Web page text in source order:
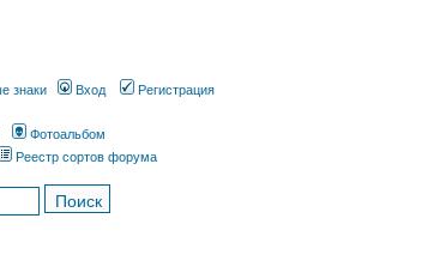
знаки Вход Регистрация
Фотоальбом
Реестр сортов форума